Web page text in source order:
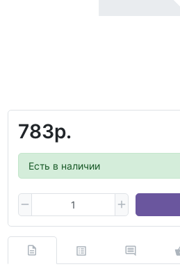
783р.
Есть в наличии